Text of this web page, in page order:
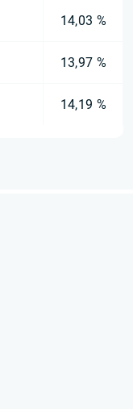
14,03 %
13,97 %
14,19 %